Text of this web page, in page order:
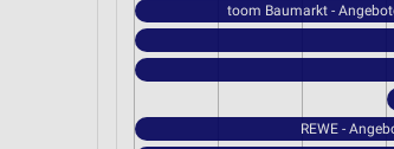
toom Baumarkt -
REWE -